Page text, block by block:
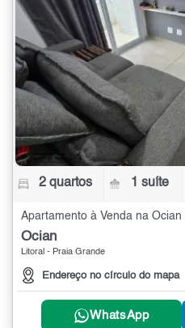
2 quartos 1 suíte
Apartamento à Venda na
Ocian
Litoral - Praia Grande
Endereço no círculo do mapa
WhatsApp